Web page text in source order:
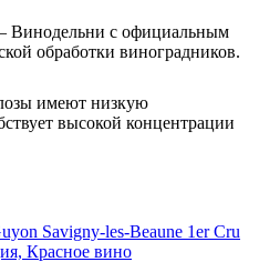
Винодельни с официальным
обработки виноградников.
имеют низкую
высокой концентрации
Savigny-les-Beaune 1er Cru
Красное вино